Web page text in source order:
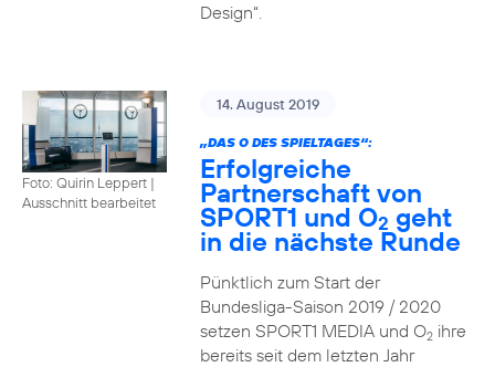
Design“.
Foto: Quirin Leppert |
Ausschnitt bearbeitet
14. August 2019
„DAS O DES SPIELTAGES“:
Erfolgreiche
Partnerschaft von
SPORT1 und O2 geht
in die nächste Runde
Pünktlich zum Start der
Bundesliga-Saison 2019 / 2020
setzen SPORT1 MEDIA und O2ihre
bereits seit dem letzten Jahr